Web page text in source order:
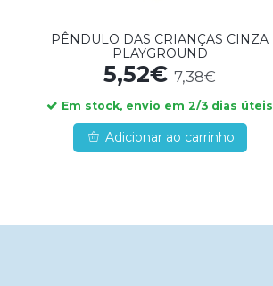
PÊNDULO DAS CRIANÇAS CINZA
PLAYGROUND
5,52€7,38€
Em stock, envio em 2/3 dias úteis
Adicionar ao carrinho